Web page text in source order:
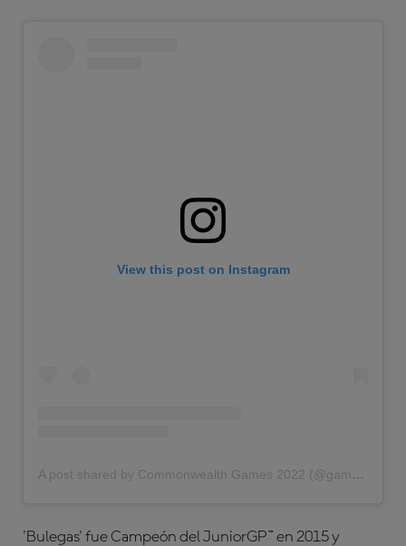
View this post on Instagram
A post shared by Commonwealth Games 2022 (@gamescommonwealth)
'Bulegas' fue Campeón del JuniorGP™ en 2015 y